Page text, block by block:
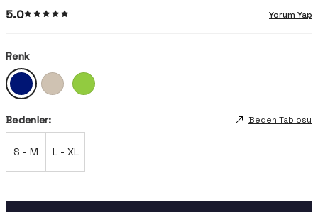
5.0 Yorum Yap
Renk
Bedenler: Beden Tablosu
S - M L - XL